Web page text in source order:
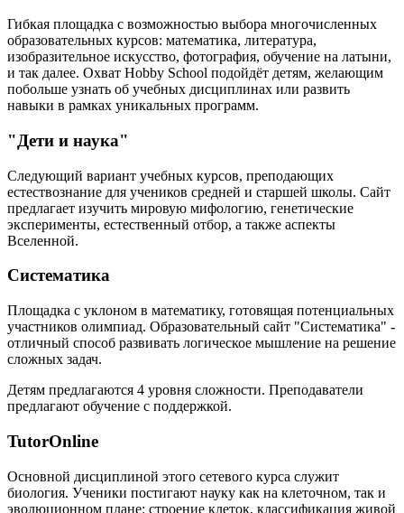
Гибкая площадка с возможностью выбора многочисленных
образовательных курсов: математика, литература,
изобразительное искусство, фотография, обучение на латыни,
и так далее. Охват Hobby School подойдёт детям, желающим
побольше узнать об учебных дисциплинах или развить
навыки в рамках уникальных программ.
"Дети и наука"
Следующий вариант учебных курсов, преподающих
естествознание для учеников средней и старшей школы. Сайт
предлагает изучить мировую мифологию, генетические
эксперименты, естественный отбор, а также аспекты
Вселенной.
Систематика
Площадка с уклоном в математику, готовящая потенциальных
участников олимпиад. Образовательный сайт "Систематика" -
отличный способ развивать логическое мышление на решение
сложных задач.
Детям предлагаются 4 уровня сложности. Преподаватели
предлагают обучение с поддержкой.
TutorOnline
Основной дисциплиной этого сетевого курса служит
биология. Ученики постигают науку как на клеточном, так и
эволюционном плане: строение клеток, классификация живой